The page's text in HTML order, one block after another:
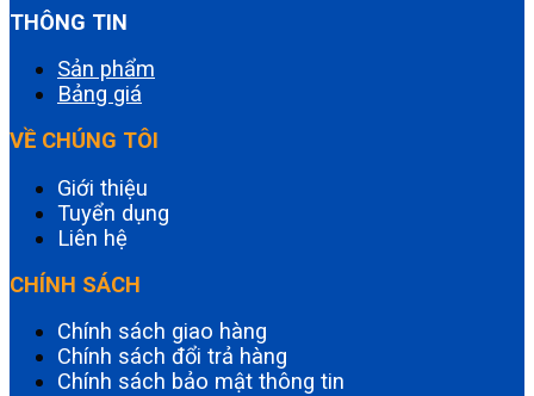
THÔNG TIN
Sản phẩm
Bảng giá
VỀ CHÚNG TÔI
Giới thiệu
Tuyển dụng
Liên hệ
CHÍNH SÁCH
Chính sách giao hàng
Chính sách đổi trả hàng
Chính sách bảo mật thông tin